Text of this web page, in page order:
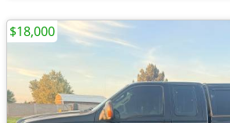
$18,000